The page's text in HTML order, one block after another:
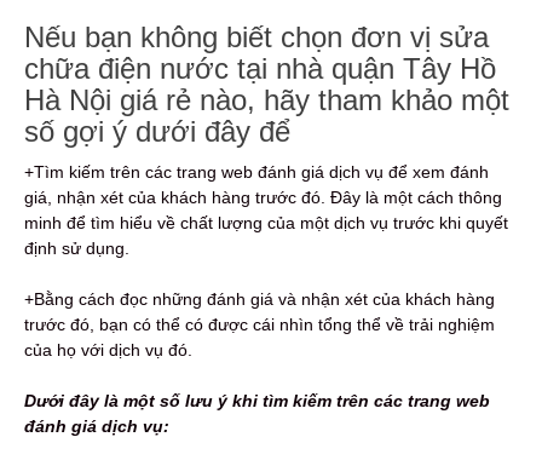
Nếu bạn không biết chọn đơn vị sửa
chữa điện nước tại nhà quận Tây Hồ
Hà Nội giá rẻ nào, hãy tham khảo một
số gợi ý dưới đây để
+Tìm kiếm trên các trang web đánh giá dịch vụ để xem đánh
giá, nhận xét của khách hàng trước đó. Đây là một cách thông
minh để tìm hiểu về chất lượng của một dịch vụ trước khi quyết
định sử dụng.
+Bằng cách đọc những đánh giá và nhận xét của khách hàng
trước đó, bạn có thể có được cái nhìn tổng thể về trải nghiệm
của họ với dịch vụ đó.
Dưới đây là một số lưu ý khi tìm kiếm trên các trang web
đánh giá dịch vụ: